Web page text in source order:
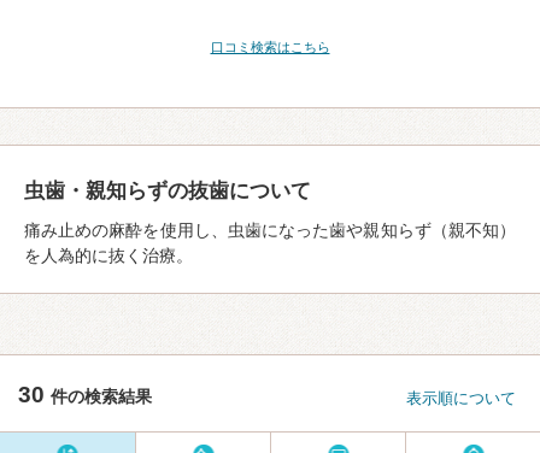
口コミ検索はこちら
虫歯・親知らずの抜歯について
痛み止めの麻酔を使用し、虫歯になった歯や親知らず（親不知）
を人為的に抜く治療。
30 件の検索結果 表示順について